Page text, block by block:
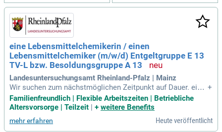
eine Lebensmittelchemikerin / einen
Lebensmittelchemiker (m/w/d) Entgeltgruppe E 13
TV-L bzw. Besoldungsgruppe A 13
Landesuntersuchungsamt Rheinland-Pfalz | Mainz
Wir suchen zum nächstmöglichen Zeitpunkt auf Dauer. eine
Lebensmittelchemikerin / einen Lebensmittelchemiker (m/
w/d); Entgeltgruppe E 13 TV-L bzw.
+
Familienfreundlich | Flexible Arbeitszeiten | Betriebliche
Altersvorsorge | Teilzeit
+ weitere Benefits
mehr erfahren Heute veröffentlicht